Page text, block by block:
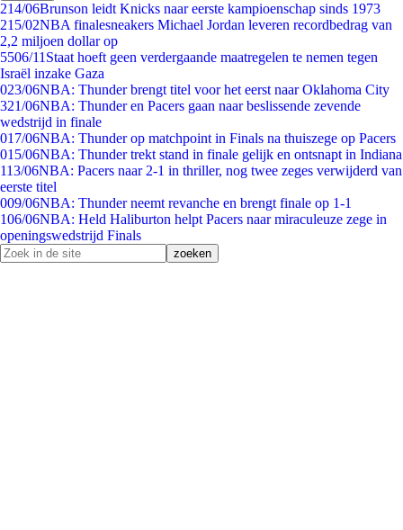
214/06Brunson leidt Knicks naar eerste kampioenschap sinds 1973
215/02NBA finalesneakers Michael Jordan leveren recordbedrag van
2,2 miljoen dollar op
5506/11 Staat hoeft geen verdergaande maatregelen te nemen tegen
Israël inzake Gaza
023/06NBA: Thunder brengt titel voor het eerst naar Oklahoma City
321/06NBA: Thunder en Pacers gaan naar beslissende zevende
wedstrijd in finale
017/06NBA: Thunder op matchpoint in Finals na thuiszege op Pacers
015/06NBA: Thunder trekt stand in finale gelijk en ontsnapt in Indiana
113/06NBA: Pacers naar 2-1 in thriller, nog twee zeges verwijderd van
eerste titel
009/06NBA: Thunder neemt revanche en brengt finale op 1-1
106/06NBA: Held Haliburton helpt Pacers naar miraculeuze zege in
openingswedstrijd Finals